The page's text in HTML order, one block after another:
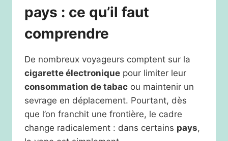
pays : ce qu’il faut
comprendre
De nombreux voyageurs comptent sur la
cigarette électronique pour limiter leur
consommation de tabac ou maintenir un
sevrage en déplacement. Pourtant, dès
que l’on franchit une frontière, le cadre
change radicalement : dans certains pays,